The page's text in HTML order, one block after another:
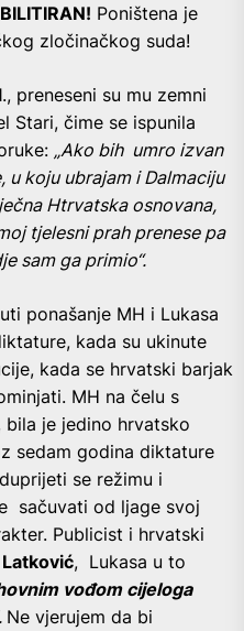
Poništena je
zločinačkog suda!
preneseni su mu zemni
Stari, čime se ispunila
„Ako bih umro izvan
u koju ubrajam i Dalmaciju
Htrvatska osnovana,
tjelesni prah prenese pa
sam ga primio“.
ponašanje MH i Lukasa
kada su ukinute
kada se hrvatski barjak
MH na čelu s
bila je jedino hrvatsko
sedam godina diktature
se režimu i
sačuvati od ljage svoj
Publicist i hrvatski
, Lukasa u to
vođom cijeloga
Ne vjerujem da bi